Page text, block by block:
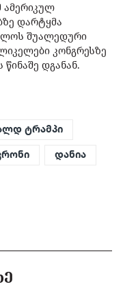
ამერიკულ
დარტყმა
შუალედური
კონგრესზე
დგანან.
ტრამპი
დანია